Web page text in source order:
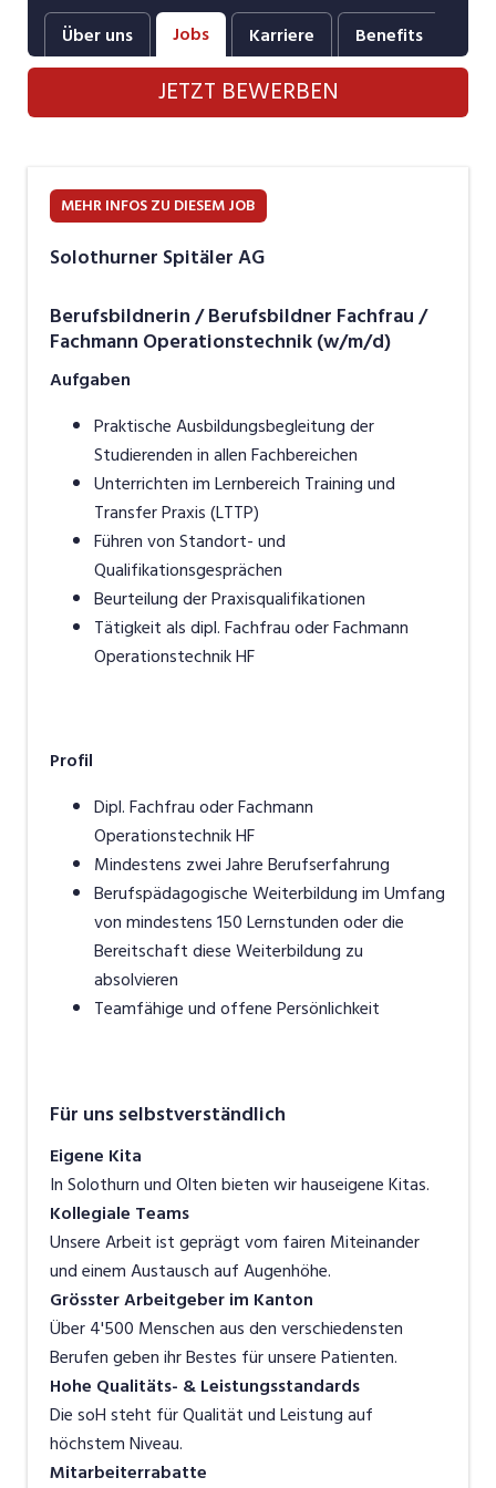
Industrie, Maschinenbau, Anlagenbau,
Produktion
Informatik, Telekommunikation
Körperpflege, Wellness
Marketing, Kommunikation, Medien, Druck
Mechanik, Elektronik, Optik, Textil (Fertigung)
Medizin, Gesundheitswesen, Pflege
Sicherheit, Rettung, Polizei, Zoll
Aussendienst
Über uns Jobs Karriere Benefits
JETZT BEWERBEN
MEHR INFOS ZU DIESEM JOB
Solothurner Spitäler AG
Berufsbildnerin / Berufsbildner Fachfrau /
Fachmann Operationstechnik (w/m/d)
Aufgaben
Praktische Ausbildungsbegleitung der
Studierenden in allen Fachbereichen
Unterrichten im Lernbereich Training und
Transfer Praxis (LTTP)
Führen von Standort- und
Qualifikationsgesprächen
Beurteilung der Praxisqualifikationen
Tätigkeit als dipl. Fachfrau oder Fachmann
Operationstechnik HF
Profil
Dipl. Fachfrau oder Fachmann
Operationstechnik HF
Mindestens zwei Jahre Berufserfahrung
Berufspädagogische Weiterbildung im Umfang
von mindestens 150 Lernstunden oder die
Bereitschaft diese Weiterbildung zu
absolvieren
Teamfähige und offene Persönlichkeit
Für uns selbstverständlich
Eigene Kita
In Solothurn und Olten bieten wir hauseigene Kitas.
Kollegiale Teams
Unsere Arbeit ist geprägt vom fairen Miteinander
und einem Austausch auf Augenhöhe.
Grösster Arbeitgeber im Kanton
Über 4'500 Menschen aus den verschiedensten
Berufen geben ihr Bestes für unsere Patienten.
Hohe Qualitäts- & Leistungsstandards
Die soH steht für Qualität und Leistung auf
höchstem Niveau.
Mitarbeiterrabatte